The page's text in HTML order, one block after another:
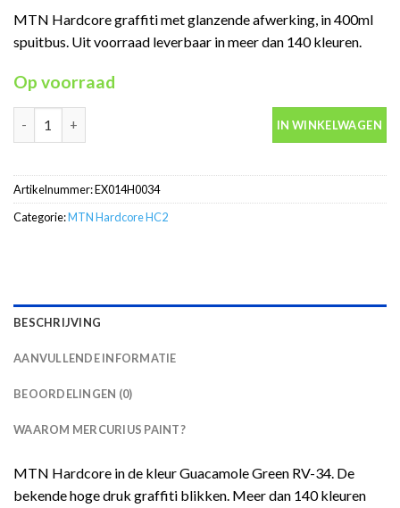
MTN Hardcore graffiti met glanzende afwerking, in 400ml
spuitbus. Uit voorraad leverbaar in meer dan 140 kleuren.
Op voorraad
IN WINKELWAGEN
Artikelnummer:EX014H0034
Categorie:MTN Hardcore HC2
BESCHRIJVING
AANVULLENDE INFORMATIE
BEOORDELINGEN (0)
WAAROM MERCURIUS PAINT?
MTN Hardcore in de kleur Guacamole Green RV-34. De
bekende hoge druk graffiti blikken. Meer dan 140 kleuren